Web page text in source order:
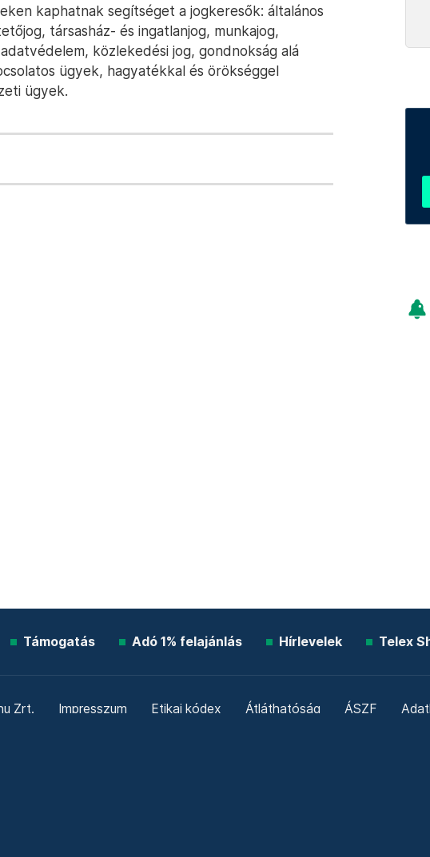
kaphatnak segítséget a jogkeresők: általános
társasház- és ingatlanjog, munkajog,
közlekedési jog, gondnokság alá
ügyek, hagyatékkal és örökséggel
ügyek.
Támogatás Adó 1% felajánlás Hírlevelek Telex
Zrt. Impresszum Etikai kódex Átláthatóság ÁSZF